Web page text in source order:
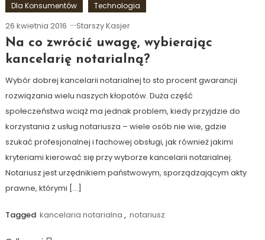
Dla Konsumentów Technologia
26 kwietnia 2016 Starszy Kasjer
Na co zwrócić uwagę, wybierając
kancelarię notarialną?
Wybór dobrej kancelarii notarialnej to sto procent gwarancji
rozwiązania wielu naszych kłopotów. Duża część
społeczeństwa wciąż ma jednak problem, kiedy przyjdzie do
korzystania z usług notariusza – wiele osób nie wie, gdzie
szukać profesjonalnej i fachowej obsługi, jak również jakimi
kryteriami kierować się przy wyborze kancelarii notarialnej.
Notariusz jest urzędnikiem państwowym, sporządzającym akty
prawne, którymi […]
Tagged kancelaria notarialna , notariusz